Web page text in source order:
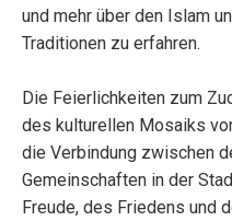
und mehr über den Islam
Traditionen zu erfahren.
Die Feierlichkeiten zum
des kulturellen Mosaiks
die Verbindung zwischen
Gemeinschaften in der
Freude, des Friedens und